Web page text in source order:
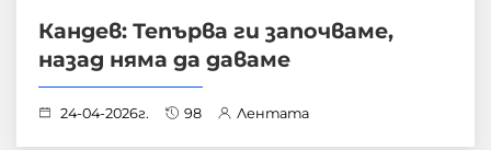
Кандев: Тепърва ги започваме,
назад няма да даваме
24-04-2026г. 98 Лентата